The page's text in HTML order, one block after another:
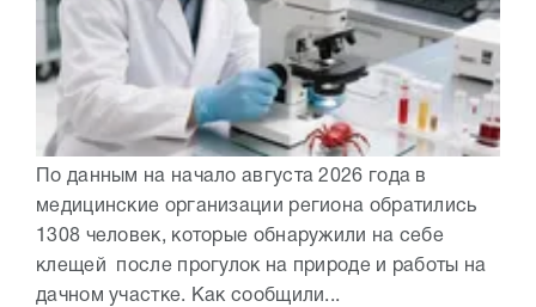
По данным на начало августа 2026 года в
медицинские организации региона обратились
1308 человек, которые обнаружили на себе
клещей после прогулок на природе и работы на
дачном участке. Как сообщили...